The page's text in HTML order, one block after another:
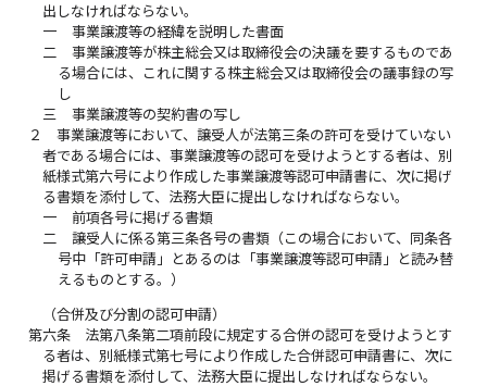
出しなければならない。
一
事業譲渡等の経緯を説明した書面
二
事業譲渡等が株主総会又は取締役会の決議を要するものであ
る場合には、これに関する株主総会又は取締役会の議事録の写
し
三
事業譲渡等の契約書の写し
２
事業譲渡等において、譲受人が法第三条の許可を受けていない
者である場合には、事業譲渡等の認可を受けようとする者は、別
紙様式第六号により作成した事業譲渡等認可申請書に、次に掲げ
る書類を添付して、法務大臣に提出しなければならない。
一
前項各号に掲げる書類
二
譲受人に係る第三条各号の書類（この場合において、同条各
号中「許可申請」とあるのは「事業譲渡等認可申請」と読み替
えるものとする。）
（合併及び分割の認可申請）
第六条
法第八条第二項前段に規定する合併の認可を受けようとす
る者は、別紙様式第七号により作成した合併認可申請書に、次に
掲げる書類を添付して、法務大臣に提出しなければならない。